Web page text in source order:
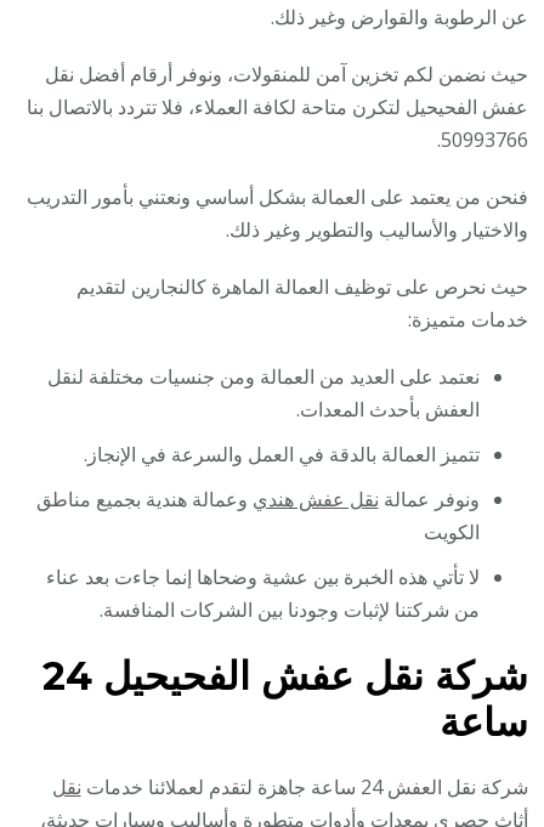
عن الرطوبة والقوارض وغير ذلك.
حيث نضمن لكم تخزين آمن للمنقولات، ونوفر أرقام أفضل نقل
عفش الفحيحيل لتكرن متاحة لكافة العملاء، فلا تتردد بالاتصال بنا
50993766.
فنحن من يعتمد على العمالة بشكل أساسي ونعتني بأمور التدريب
والاختيار والأساليب والتطوير وغير ذلك.
حيث نحرص على توظيف العمالة الماهرة كالنجارين لتقديم
خدمات متميزة:
نعتمد على العديد من العمالة ومن جنسيات مختلفة لنقل
العفش بأحدث المعدات.
تتميز العمالة بالدقة في العمل والسرعة في الإنجاز.
ونوفر عمالة نقل عفش هندي وعمالة هندية بجميع مناطق
الكويت
لا تأتي هذه الخبرة بين عشية وضحاها إنما جاءت بعد عناء
من شركتنا لإثبات وجودنا بين الشركات المنافسة.
شركة نقل عفش الفحيحيل 24
ساعة
شركة نقل العفش 24 ساعة جاهزة لتقدم لعملائنا خدمات
نقل
أثاث حصري بمعدات وأدوات متطورة وأساليب وسيارات حديثة،